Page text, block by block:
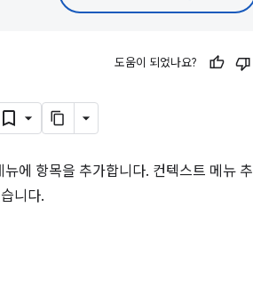
도움이 되었나요?
에 항목을 추가합니다. 컨텍스트 메뉴 추
니다.